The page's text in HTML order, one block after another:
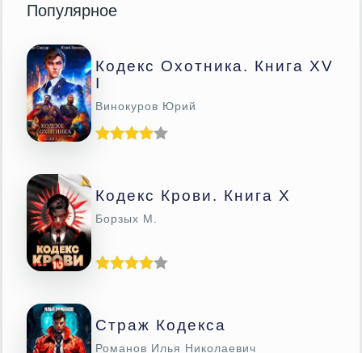
Популярное
Кодекс Охотника. Книга XV
I
Винокуров Юрий
Кодекс Крови. Книга Х
Борзых М.
Страж Кодекса
Романов Илья Николаевич